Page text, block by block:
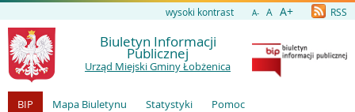
wysoki kontrast A- A A+ RSS
Biuletyn Informacji
Publicznej
Urząd Miejski Gminy Łobżenica
BIP Mapa Biuletynu Statystyki
Pomoc